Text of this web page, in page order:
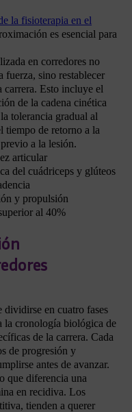
la fisioterapia en el
es esencial para
en corredores no
fuerza, sino restablecer
carrera. Esto incluye el
de la cadena cinética
tolerancia gradual al
tiempo de retorno a la
a la lesión.
articular
del cuádriceps y glúteos
y propulsión
al 40%
en cuatro fases
la cronología biológica de
de la carrera. Cada
de progresión y
antes de avanzar.
que diferencia una
en recidiva. Los
tienden a querer